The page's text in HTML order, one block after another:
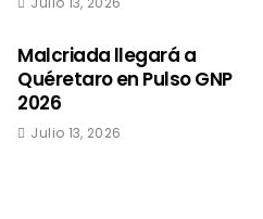
Malcriada llegará a
Quéretaro en Pulso GNP
2026
Julio 13, 2026